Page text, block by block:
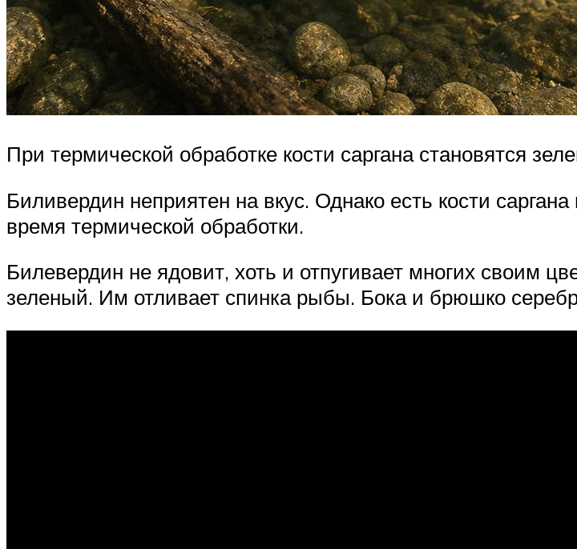
При термической обработке кости саргана становятся
Биливердин неприятен на вкус. Однако есть кости
время термической обработки.
Билевердин не ядовит, хоть и отпугивает многих своим
зеленый. Им отливает спинка рыбы. Бока и брюшко